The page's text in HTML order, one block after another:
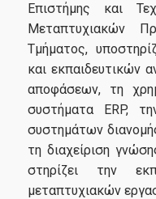
Επιστήμης και
Μεταπτυχιακών
Τμήματος,
και εκπαιδευτικών
αποφάσεων, τη
συστήματα ERP,
συστημάτων
τη διαχείριση
στηρίζει την
μεταπτυχιακών